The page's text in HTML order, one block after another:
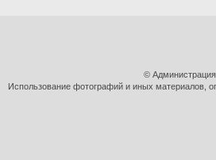
©
Использование фотографий и иных материалов,